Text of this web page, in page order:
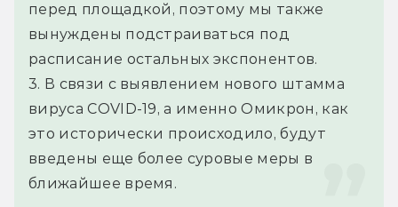
перед площадкой, поэтому мы также
вынуждены подстраиваться под
расписание остальных экспонентов.
3. В связи с выявлением нового штамма
вируса COVID-19, а именно Омикрон, как
это исторически происходило, будут
введены еще более суровые меры в
ближайшее время.